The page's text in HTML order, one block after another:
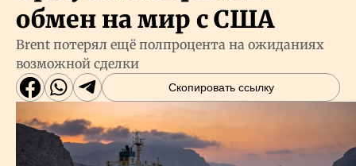
обмен на мир с США
Brent потерял ещё полпроцента на ожиданиях
возможной сделки
Скопировать ссылку